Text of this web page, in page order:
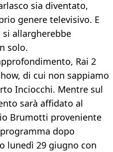
sia diventato,
genere televisivo. E
allargherebbe
solo.
Rai 2
di cui non sappiamo
Inciocchi. Mentre sul
sarà affidato al
Brumotti proveniente
dopo
lunedì 29 giugno con